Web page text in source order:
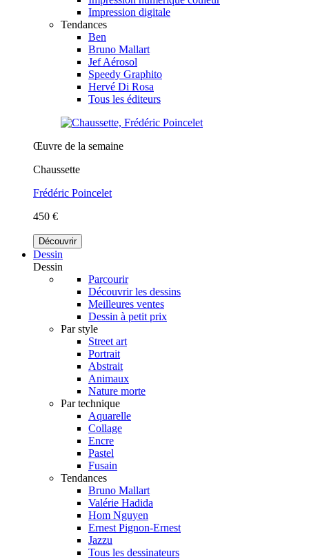
Impression digitale
Tendances
Ben
Bruno Mallart
Jef Aérosol
Speedy Graphito
Hervé Di Rosa
Tous les éditeurs
Œuvre de la semaine
Chaussette
Frédéric Poincelet
450 €
Découvrir
Dessin
Dessin
Parcourir
Découvrir les dessins
Meilleures ventes
Dessin à petit prix
Par style
Street art
Portrait
Abstrait
Animaux
Nature morte
Par technique
Aquarelle
Collage
Encre
Pastel
Fusain
Tendances
Bruno Mallart
Valérie Hadida
Hom Nguyen
Ernest Pignon-Ernest
Jazzu
Tous les dessinateurs